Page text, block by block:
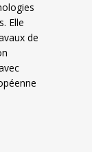
Elle
de